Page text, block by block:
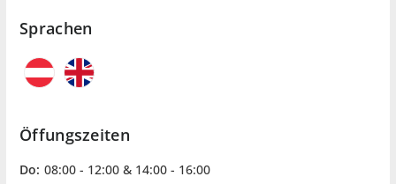
Sprachen
Öffungszeiten
Do: 08:00 - 12:00 & 14:00 - 16:00